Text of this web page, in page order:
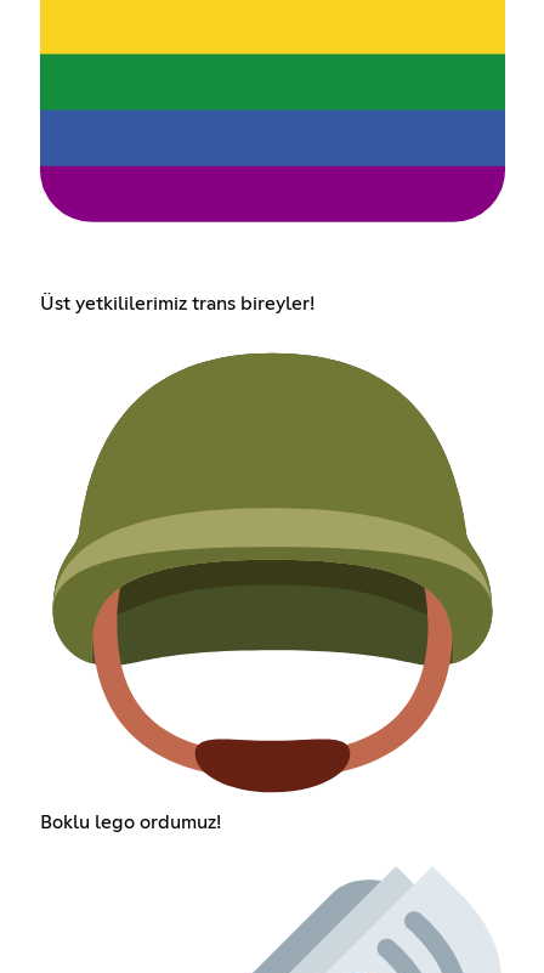
Üst yetkililerimiz trans bireyler!
Boklu lego ordumuz!